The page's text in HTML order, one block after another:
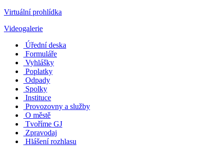
Virtuální prohlídka
Videogalerie
Úřední deska
Formuláře
Vyhlášky
Poplatky
Odpady
Spolky
Instituce
Provozovny a služby
O městě
Tvoříme GJ
Zpravodaj
Hlášení rozhlasu